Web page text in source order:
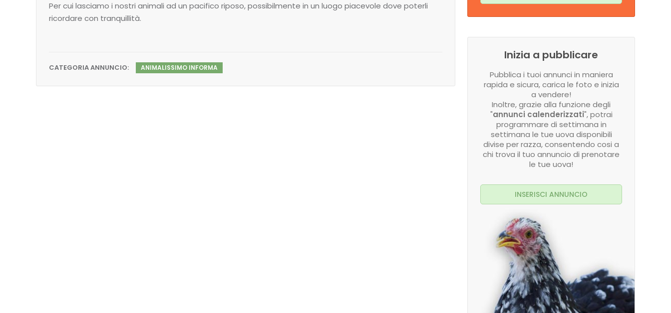
Per cui lasciamo i nostri animali ad un pacifico riposo, possibilmente in un luogo piacevole dove poterli
ricordare con tranquillità.
CATEGORIA ANNUNCIO: ANIMALISSIMO INFORMA
Inizia a pubblicare
Pubblica i tuoi annunci in maniera
rapida e sicura, carica le foto e inizia
a vendere!
Inoltre, grazie alla funzione degli
"annunci calenderizzati", potrai
programmare di settimana in
settimana le tue uova disponibili
divise per razza, consentendo cosi a
chi trova il tuo annuncio di prenotare
le tue uova!
INSERISCI ANNUNCIO